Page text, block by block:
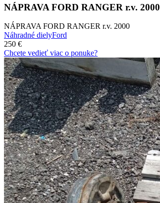
NÁPRAVA FORD RANGER r.v. 2000
NÁPRAVA FORD RANGER r.v. 2000
Náhradné dielyFord
250 €
Chcete vedieť viac o ponuke?